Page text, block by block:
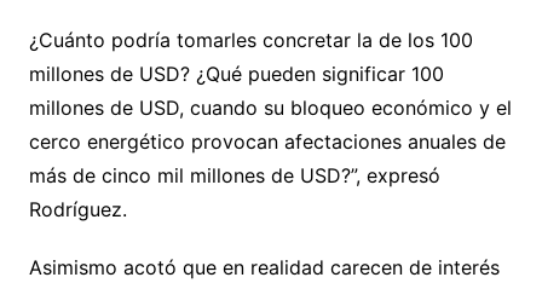
¿Cuánto podría tomarles concretar la de los 100
millones de USD? ¿Qué pueden significar 100
millones de USD, cuando su bloqueo económico y el
cerco energético provocan afectaciones anuales de
más de cinco mil millones de USD?”, expresó
Rodríguez.
Asimismo acotó que en realidad carecen de interés